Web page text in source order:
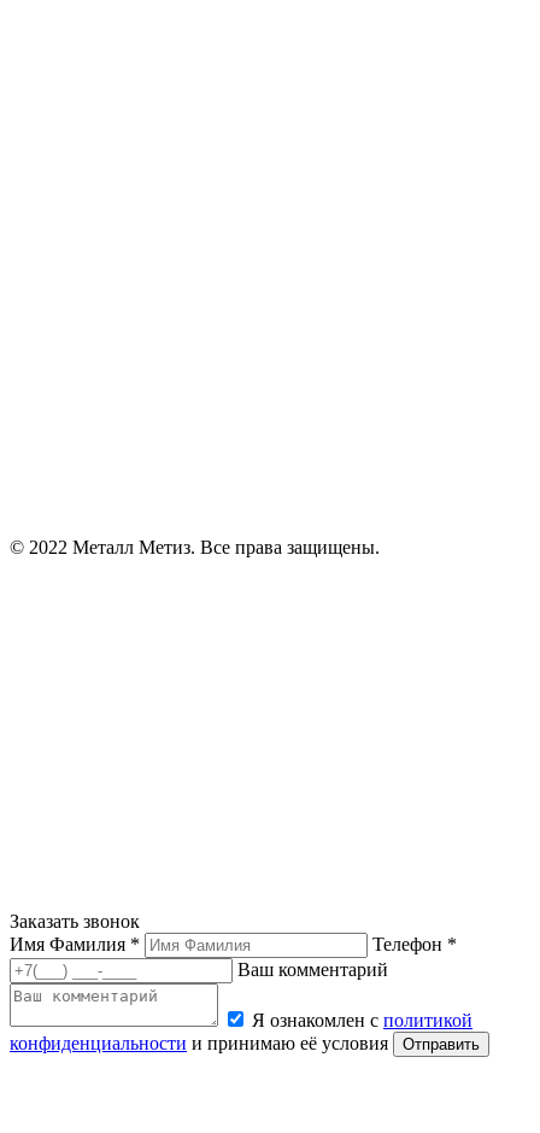
© 2022 Металл Метиз. Все права защищены.
Заказать звонок
Имя Фамилия *
Телефон *
Ваш комментарий
Я ознакомлен с политикой
конфиденциальности и принимаю её условия Отправить